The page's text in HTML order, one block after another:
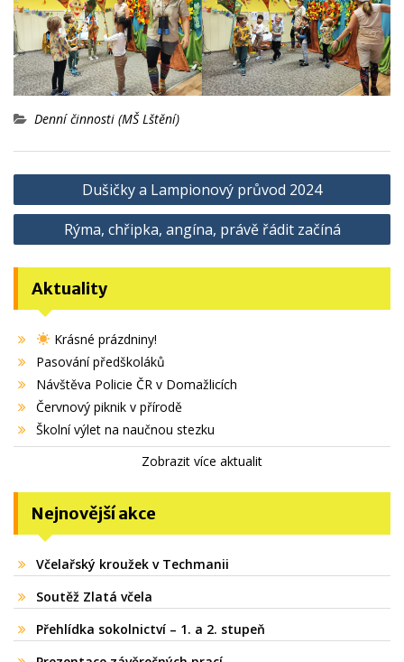
Denní činnosti (MŠ Lštění)
Navigace
pro
příspěvek
Dušičky a Lampionový průvod 2024
Rýma, chřipka, angína, právě řádit začíná
Aktuality
Krásné prázdniny!
Pasování předškoláků
Návštěva Policie ČR v Domažlicích
Červnový piknik v přírodě
Školní výlet na naučnou stezku
Zobrazit více aktualit
Nejnovější akce
Včelařský kroužek v Techmanii
Soutěž Zlatá včela
Přehlídka sokolnictví – 1. a 2. stupeň